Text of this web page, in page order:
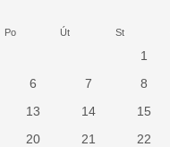
Po Út St
1
6
7 8
13
14 15
20
21 22